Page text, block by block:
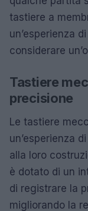
tastiere a
un’esperienza
considerare
Tastiere
precisione
Le tastiere
un’esperienza
alla loro
è dotato di un
di registrare la
migliorando la